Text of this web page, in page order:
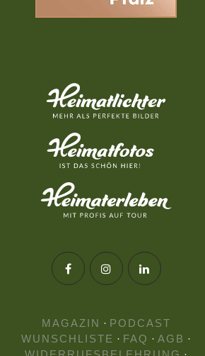
MAGAZIN · PODCAST
WUNSCHLISTE · FAQ · AGB ·